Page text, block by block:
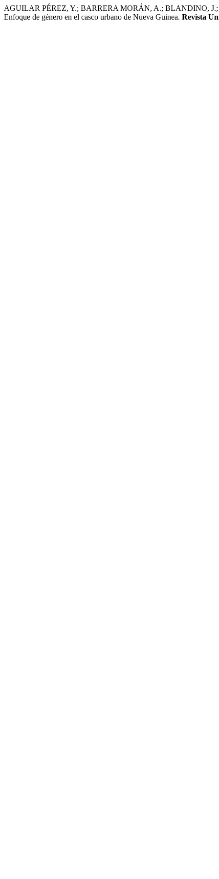
AGUILAR PÉREZ, Y.; BARRERA MORÁN, A.; BLANDINO,
Enfoque de género en el casco urbano de Nueva Guinea. Revista